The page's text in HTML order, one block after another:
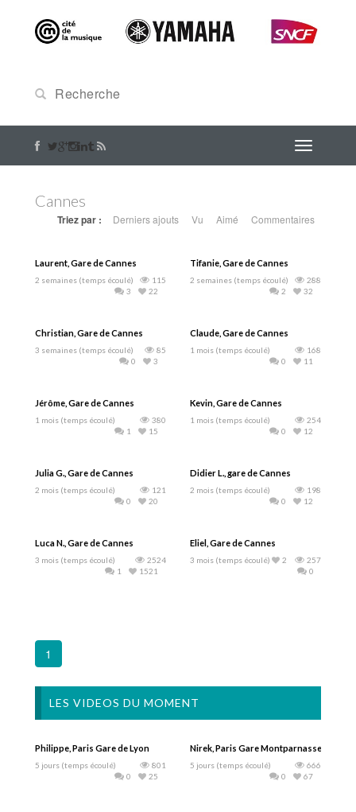
Cannes
Triez par : Derniers ajouts Vu Aimé Commentaires
Laurent, Gare de Cannes
2 semaines (temps écoulé)
115
22
3
Tifanie, Gare de Cannes
2 semaines (temps écoulé)
288
32
2
Christian, Gare de Cannes
3 semaines (temps écoulé)
85
3
0
Claude, Gare de Cannes
1 mois (temps écoulé)
168
11
0
Jérôme, Gare de Cannes
1 mois (temps écoulé)
380
15
1
Kevin, Gare de Cannes
1 mois (temps écoulé)
254
12
0
Julia G., Gare de Cannes
2 mois (temps écoulé)
121
20
0
Didier L., gare de Cannes
2 mois (temps écoulé)
198
12
0
Luca N., Gare de Cannes
3 mois (temps écoulé)
2524
1521
1
Eliel, Gare de Cannes
3 mois (temps écoulé) 257
2
0
1
LES VIDEOS DU MOMENT
Philippe, Paris Gare de Lyon
5 jours (temps écoulé)
801
25
0
Nirek, Paris Gare Montparnasse
5 jours (temps écoulé)
666
67
0